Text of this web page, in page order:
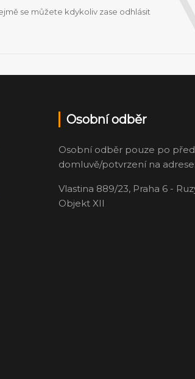
se můžete kdykoliv zase odhlásit
Osobní odběr
Osobní odběr pouze po
domluvě/potvrzení na adrese:
Vlastina 889/23, Praha 6 -
Objekt XII